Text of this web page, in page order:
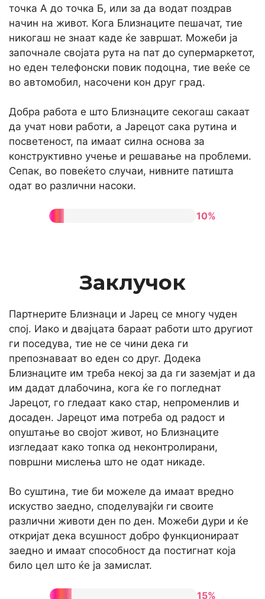
точка А до точка Б, или за да водат поздрав
начин на живот. Кога Близнаците пешачат, тие
никогаш не знаат каде ќе завршат. Можеби ја
започнале својата рута на пат до супермаркетот,
но еден телефонски повик подоцна, тие веќе се
во автомобил, насочени кон друг град.
Добра работа е што Близнаците секогаш сакаат
да учат нови работи, а Јарецот сака рутина и
посветеност, па имаат силна основа за
конструктивно учење и решавање на проблеми.
Сепак, во повеќето случаи, нивните патишта
одат во различни насоки.
10%
Заклучок
Партнерите Близнаци и Јарец се многу чуден
спој. Иако и двајцата бараат работи што другиот
ги поседува, тие не се чини дека ги
препознаваат во еден со друг. Додека
Близнаците им треба некој за да ги заземјат и да
им дадат длабочина, кога ќе го погледнат
Јарецот, го гледаат како стар, непроменлив и
досаден. Јарецот има потреба од радост и
опуштање во својот живот, но Близнаците
изгледаат како топка од неконтролирани,
површни мислења што не одат никаде.
Во суштина, тие би можеле да имаат вредно
искуство заедно, споделувајќи ги своите
различни животи ден по ден. Можеби дури и ќе
откријат дека всушност добро функционираат
заедно и имаат способност да постигнат која
било цел што ќе ја замислат.
15%